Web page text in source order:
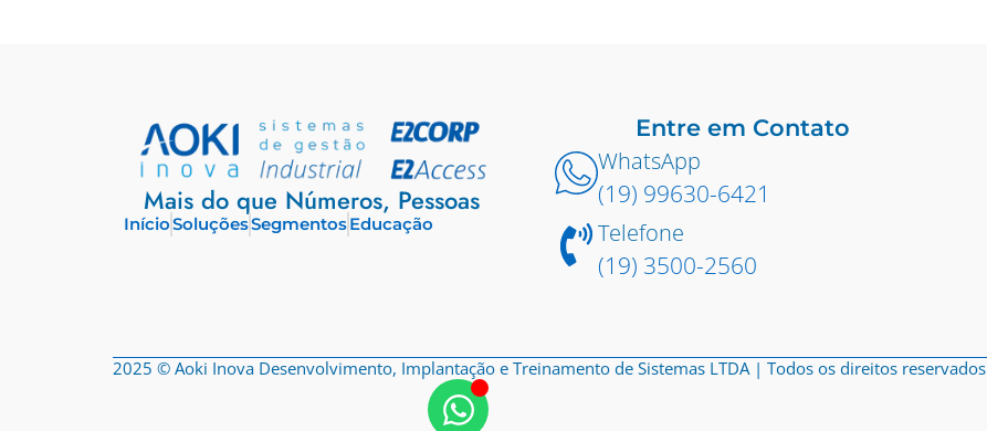
Mais do que Números, Pessoas
InícioSoluçõesSegmentosEducação
Entre em Contato
WhatsApp
(19) 99630-6421
Telefone
(19) 3500-2560
2025 © Aoki Inova Desenvolvimento, Implantação e Treinamento de Sistemas LTDA | Todos os direitos reservados